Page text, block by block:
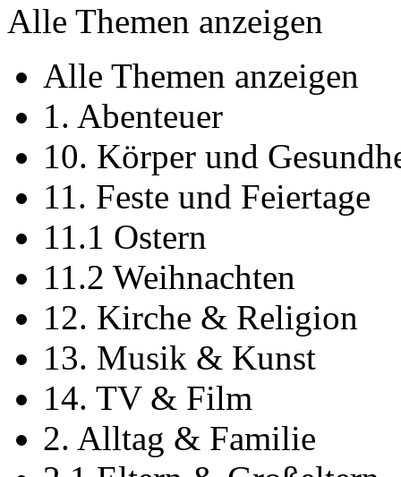
Alle Themen anzeigen
Alle Themen anzeigen
1. Abenteuer
10. Körper und
11. Feste und Feiertage
11.1 Ostern
11.2 Weihnachten
12. Kirche & Religion
13. Musik & Kunst
14. TV & Film
2. Alltag & Familie